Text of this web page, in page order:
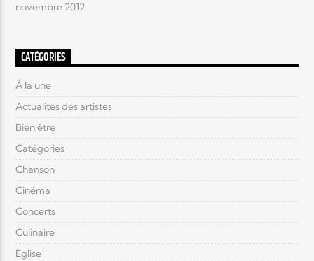
novembre 2012
CATÉGORIES
À la une
Actualités des artistes
Bien être
Catégories
Chanson
Cinéma
Concerts
Culinaire
Eglise